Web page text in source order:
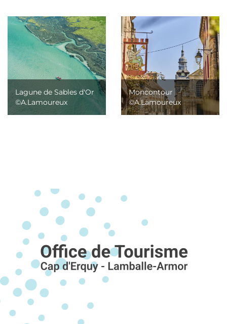
Lagune de Sables d'Or
©A.Lamoureux
Moncontour
©A.Lamoureux